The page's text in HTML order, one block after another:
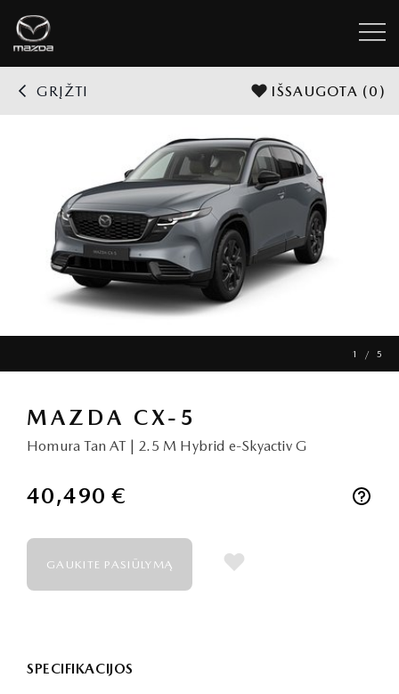
GRĮŽTI IŠSAUGOTA (0)
MAZDA CX-5
Homura Tan AT | 2.5 M Hybrid e-Skyactiv G
40,490 €
GAUKITE PASIŪLYMĄ
1 / 5
SPECIFIKACIJOS